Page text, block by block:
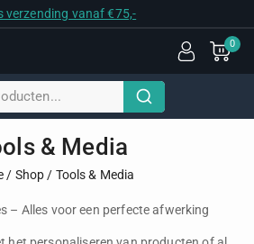
verzending vanaf €75,-
0
& Media
/ Shop / Tools & Media
– Alles voor een perfecte afwerking